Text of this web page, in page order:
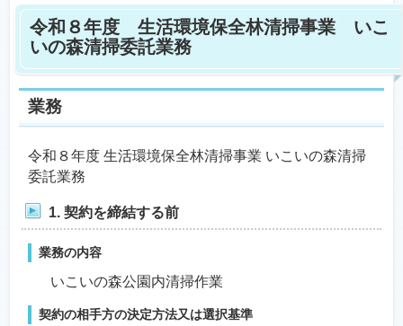
令和８年度 生活環境保全林清掃事業 いこ
いの森清掃委託業務
業務
令和８年度 生活環境保全林清掃事業 いこいの森清掃
委託業務
1. 契約を締結する前
業務の内容
いこいの森公園内清掃作業
契約の相手方の決定方法又は選択基準